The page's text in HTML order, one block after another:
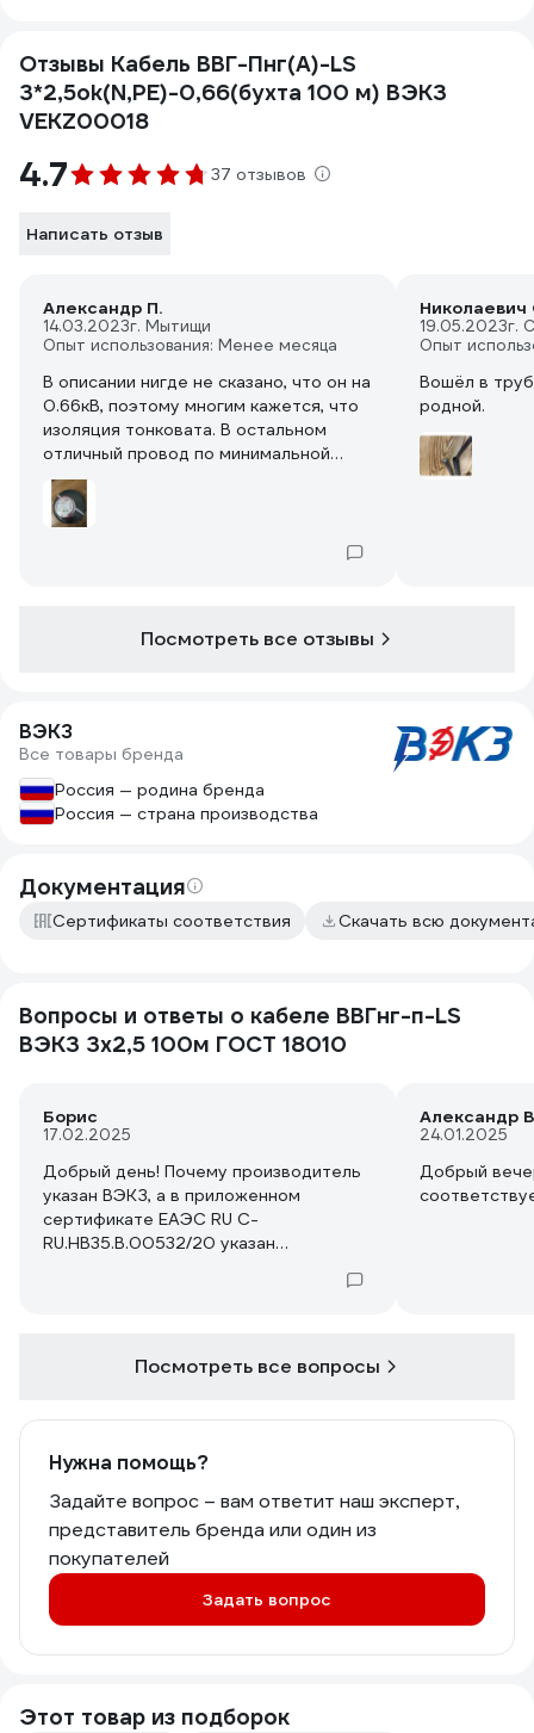
Отзывы Кабель ВВГ-Пнг(А)-LS
3*2,5ok(N,PE)-0,66(бухта 100 м) ВЭКЗ
VEKZ00018
4.7 37 отзывов
Написать отзыв
Александр П.
14.03.2023г. Мытищи
Опыт использования: Менее месяца
В описании нигде не сказано, что он на
0.66кВ, поэтому многим кажется, что
изоляция тонковата. В остальном
отличный провод по минимальной
цене.
Николаевич
19.05.2023г.
Опыт
Вошёл в
родной.
Посмотреть все отзывы
ВЭКЗ
Все товары бренда
Россия — родина бренда
Россия — страна производства
Документация
Сертификаты соответствия Скачать всю
Вопросы и ответы о кабеле ВВГнг-п-LS
ВЭКЗ 3х2,5 100м ГОСТ 18010
Борис
17.02.2025
Добрый день! Почему производитель
указан ВЭКЗ, а в приложенном
сертификате ЕАЭС RU C-
RU.НВ35.В.00532/20 указан
Александр
24.01.2025
Добрый
Посмотреть все вопросы
Нужна помощь?
Задайте вопрос – вам ответит наш эксперт,
представитель бренда или один из
покупателей
Задать вопрос
Этот товар из подборок